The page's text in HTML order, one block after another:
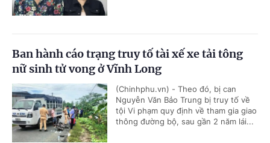
Ban hành cáo trạng truy tố tài xế xe tải tông
nữ sinh tử vong ở Vĩnh Long
(Chinhphu.vn) - Theo đó, bị can
Nguyễn Văn Bảo Trung bị truy tố về
tội Vi phạm quy định về tham gia giao
thông đường bộ, sau gần 2 năm lái...